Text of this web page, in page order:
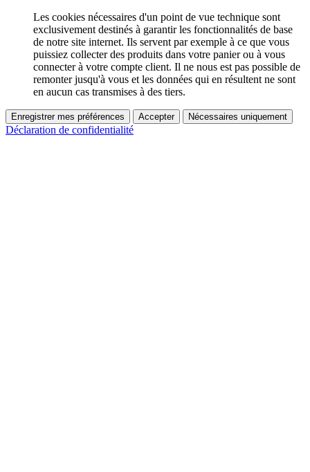
Les cookies nécessaires d'un point de vue technique sont
exclusivement destinés à garantir les fonctionnalités de base
de notre site internet. Ils servent par exemple à ce que vous
puissiez collecter des produits dans votre panier ou à vous
connecter à votre compte client. Il ne nous est pas possible de
remonter jusqu'à vous et les données qui en résultent ne sont
en aucun cas transmises à des tiers.
Enregistrer mes préférences Accepter Nécessaires uniquement
Déclaration de confidentialité